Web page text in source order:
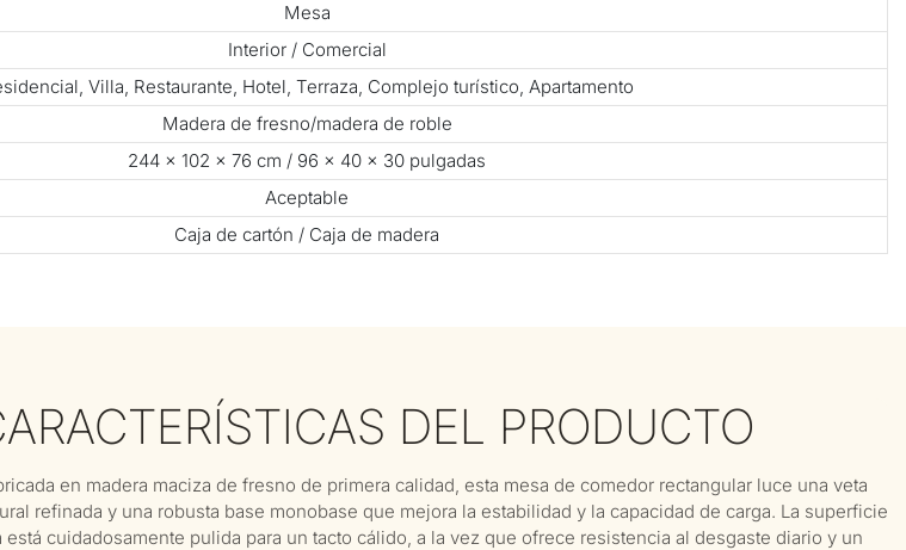
Mesa
Interior / Comercial
Villa, Restaurante, Hotel, Terraza, Complejo turístico, Apartamento
Madera de fresno/madera de roble
244 × 102 × 76 cm / 96 × 40 × 30 pulgadas
Aceptable
Caja de cartón / Caja de madera
DEL PRODUCTO
en madera maciza de fresno de primera calidad, esta mesa de comedor rectangular luce una veta
refinada y una robusta base monobase que mejora la estabilidad y la capacidad de carga. La superficie
está cuidadosamente pulida para un tacto cálido, a la vez que ofrece resistencia al desgaste diario y un